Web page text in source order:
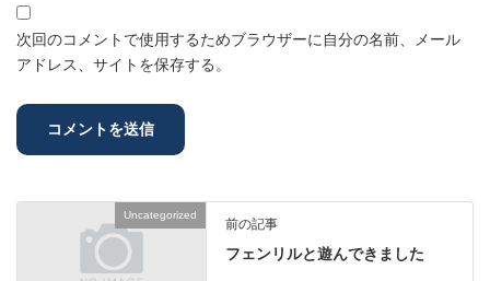
次回のコメントで使用するためブラウザーに自分の名前、メール
アドレス、サイトを保存する。
Uncategorized
前の記事
フェンリルと遊んできました